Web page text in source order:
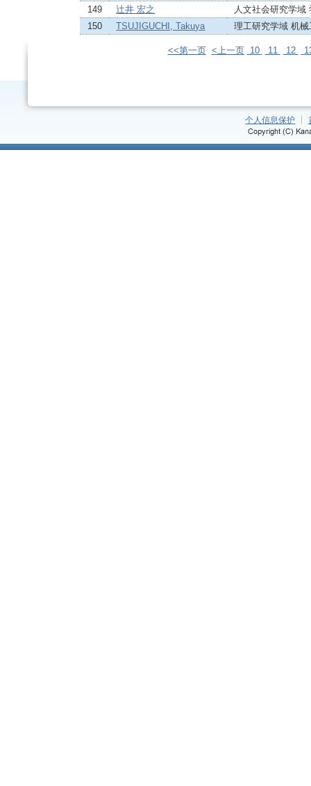
149
辻井 宏之
人文社会研究学域
150
TSUJIGUCHI, Takuya 理工研究学域 机
<<第一页 <上一页 10 11 12
个人信息保护